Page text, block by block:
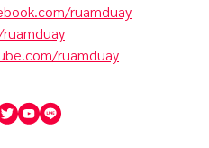
ruamduay
ruamduay